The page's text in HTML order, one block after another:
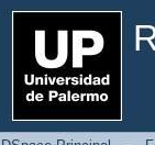
Filtrar por: